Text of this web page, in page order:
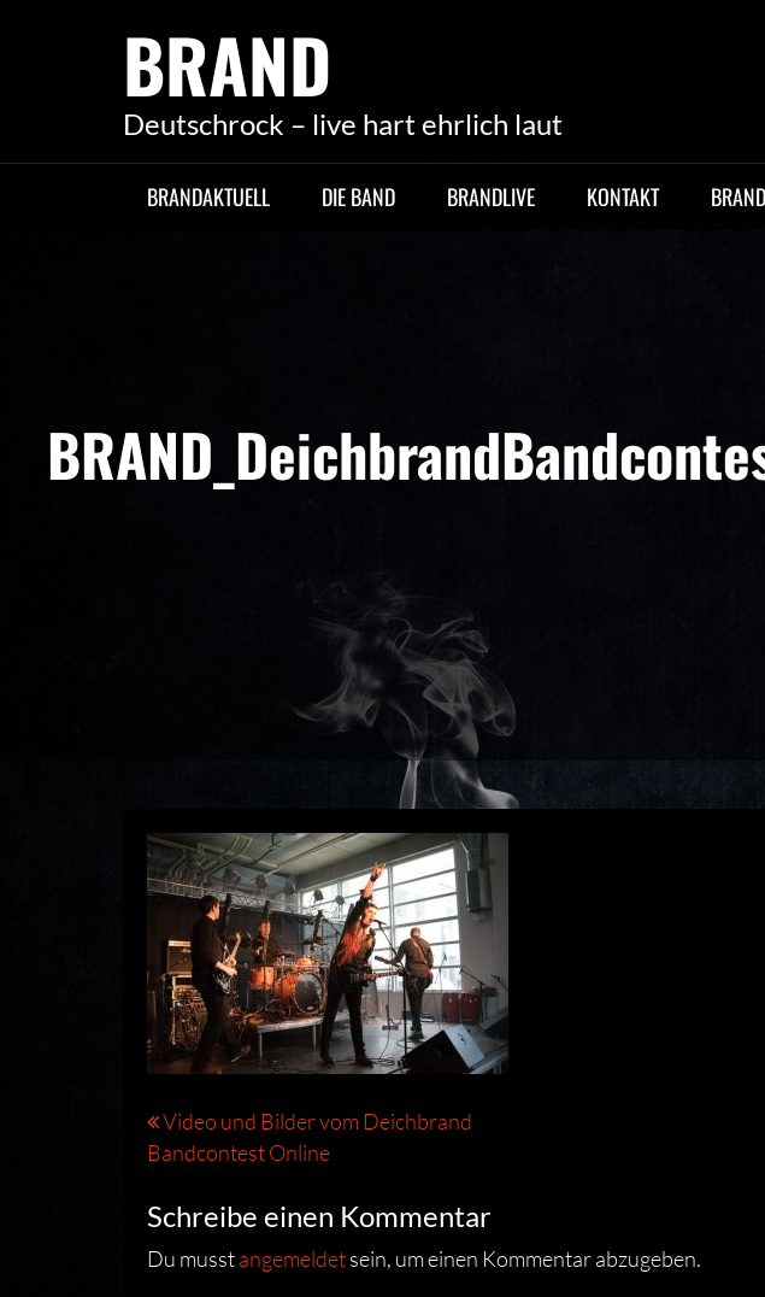
BRAND
Deutschrock – live hart ehrlich laut
BRANDAKTUELL DIE BAND BRANDLIVE KONTAKT
Beitragsnavigation
Video und Bilder vom Deichbrand
Bandcontest Online
Schreibe einen Kommentar
Du musstangemeldetsein, um einen Kommentar abzugeben.